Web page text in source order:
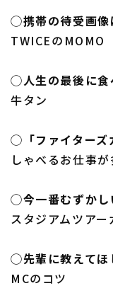
◯携帯の待受画像
TWICEのMOMO
◯人生の最後に食
牛タン
◯「ファイターズ
しゃべるお仕事
◯今一番むずかし
スタジアムツアー
◯先輩に教えてほ
MCのコツ